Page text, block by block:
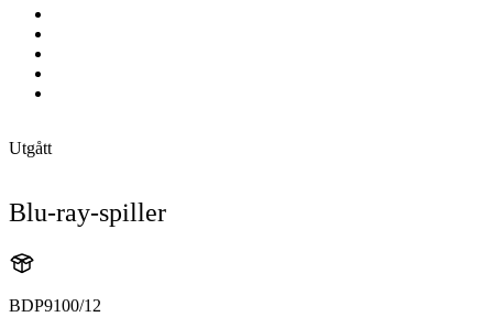
Utgått
Blu-ray-spiller
BDP9100/12